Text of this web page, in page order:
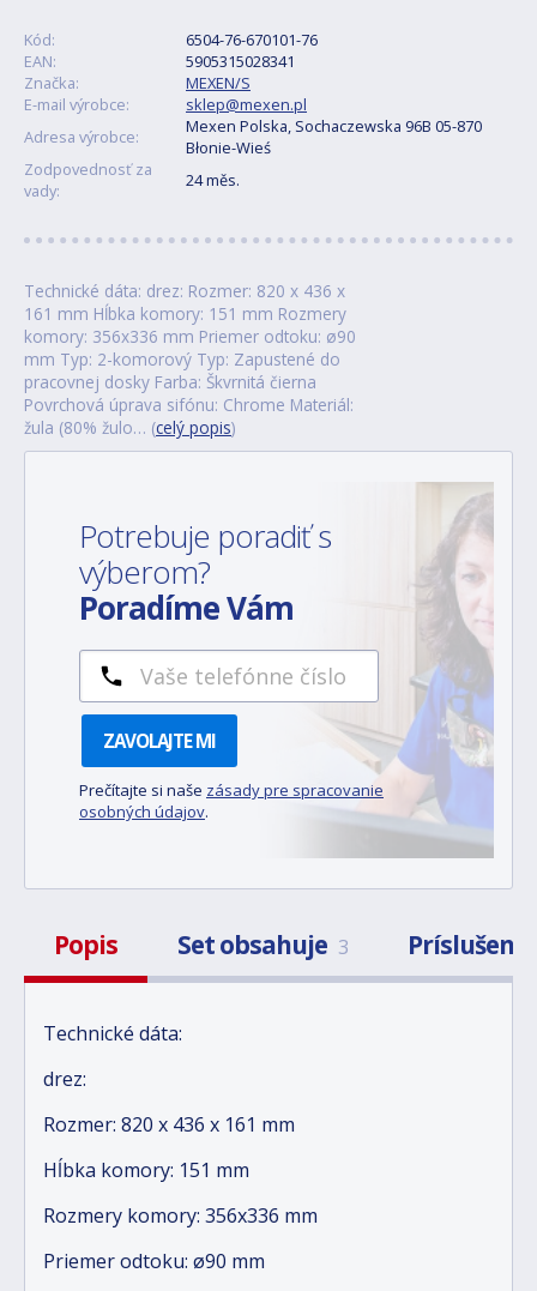
Kód:
6504-76-670101-76
EAN:
5905315028341
Značka:
MEXEN/S
E-mail výrobce:
sklep@mexen.pl
Adresa výrobce:
Mexen Polska, Sochaczewska 96B 05-870
Błonie-Wieś
Zodpovednosť za
vady:
24 měs.
Technické dáta: drez: Rozmer: 820 x 436 x
161 mm Hĺbka komory: 151 mm Rozmery
komory: 356x336 mm Priemer odtoku: ø90
mm Typ: 2-komorový Typ: Zapustené do
pracovnej dosky Farba: Škvrnitá čierna
Povrchová úprava sifónu: Chrome Materiál:
žula (80% žulo… (celý popis)
Potrebuje poradiť s
výberom?
Poradíme Vám
ZAVOLAJTE MI
Prečítajte si naše zásady pre spracovanie
osobných údajov.
Popis Set obsahuje 3
Technické dáta:
drez:
Rozmer: 820 x 436 x 161 mm
Hĺbka komory: 151 mm
Rozmery komory: 356x336 mm
Priemer odtoku: ø90 mm